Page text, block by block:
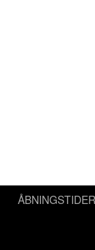
ÅBNINGSTIDER